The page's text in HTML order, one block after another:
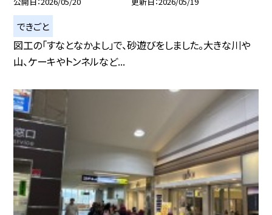
できごと
図工の「すなとなかよし」で、砂遊びをしました。大きな川や
山、ケーキやトンネルなど...